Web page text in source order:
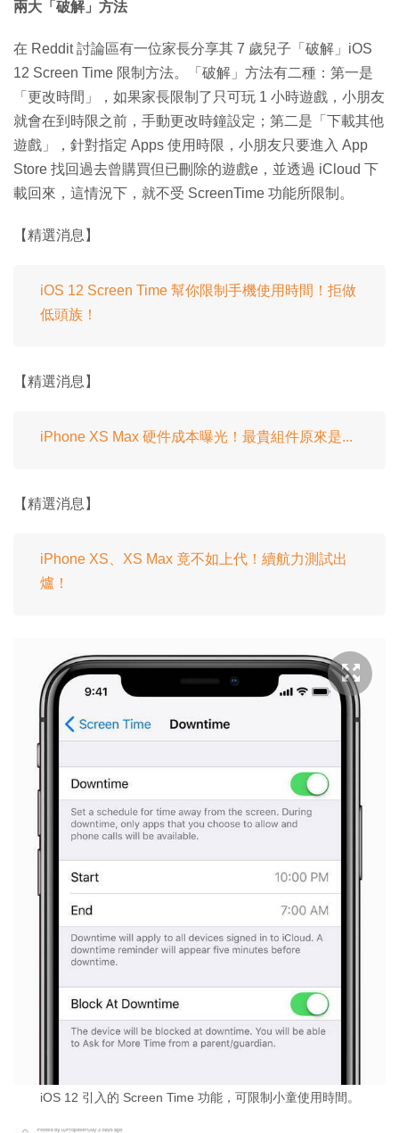
兩大「破解」方法
在 Reddit 討論區有一位家長分享其 7 歲兒子「破解」iOS
12 Screen Time 限制方法。「破解」方法有二種：第一是
「更改時間」，如果家長限制了只可玩 1 小時遊戲，小朋友
就會在到時限之前，手動更改時鐘設定；第二是「下載其他
遊戲」，針對指定 Apps 使用時限，小朋友只要進入 App
Store 找回過去曾購買但已刪除的遊戲e，並透過 iCloud 下
載回來，這情況下，就不受 ScreenTime 功能所限制。
【精選消息】
iOS 12 Screen Time 幫你限制手機使用時間！拒做
低頭族！
【精選消息】
iPhone XS Max 硬件成本曝光！最貴組件原來是...
【精選消息】
iPhone XS、XS Max 竟不如上代！續航力測試出
爐！
iOS 12 引入的 Screen Time 功能，可限制小童使用時間。